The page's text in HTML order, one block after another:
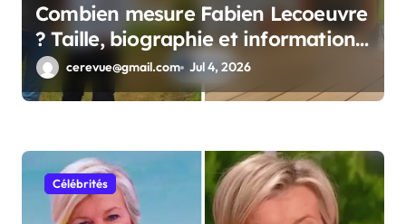
Combien mesure Fabien Lecoeuvre
? Taille, biographie et informations
complètes
cerevue@gmail.com Jul 4, 2026
Célébrités